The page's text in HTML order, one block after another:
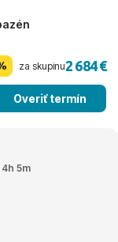
za skupinu2 684 €
Overiť termín
4h 5m